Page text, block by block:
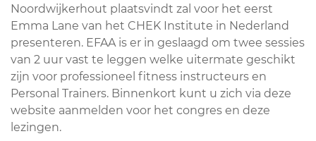
Noordwijkerhout plaatsvindt zal voor het eerst
Emma Lane van het CHEK Institute in Nederland
presenteren. EFAA is er in geslaagd om twee sessies
van 2 uur vast te leggen welke uitermate geschikt
zijn voor professioneel fitness instructeurs en
Personal Trainers. Binnenkort kunt u zich via deze
website aanmelden voor het congres en deze
lezingen.